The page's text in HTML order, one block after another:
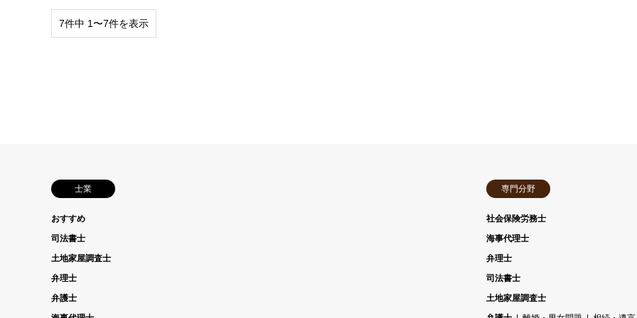
7件中 1〜7件を表示
士業
おすすめ
司法書士
土地家屋調査士
弁理士
弁護士
専門分野
社会保険労務士
海事代理士
弁理士
司法書士
土地家屋調査士